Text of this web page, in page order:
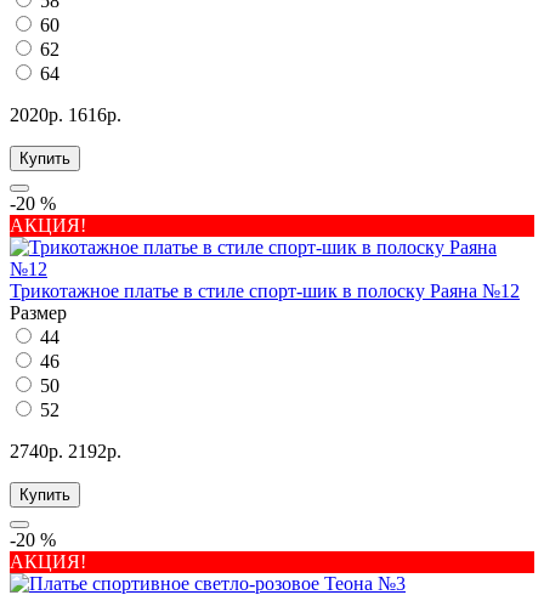
60
62
64
2020р. 1616р.
Купить
-20 %
АКЦИЯ!
Трикотажное платье в стиле спорт-шик в полоску Раяна №12
Размер
44
46
50
52
2740р. 2192р.
Купить
-20 %
АКЦИЯ!